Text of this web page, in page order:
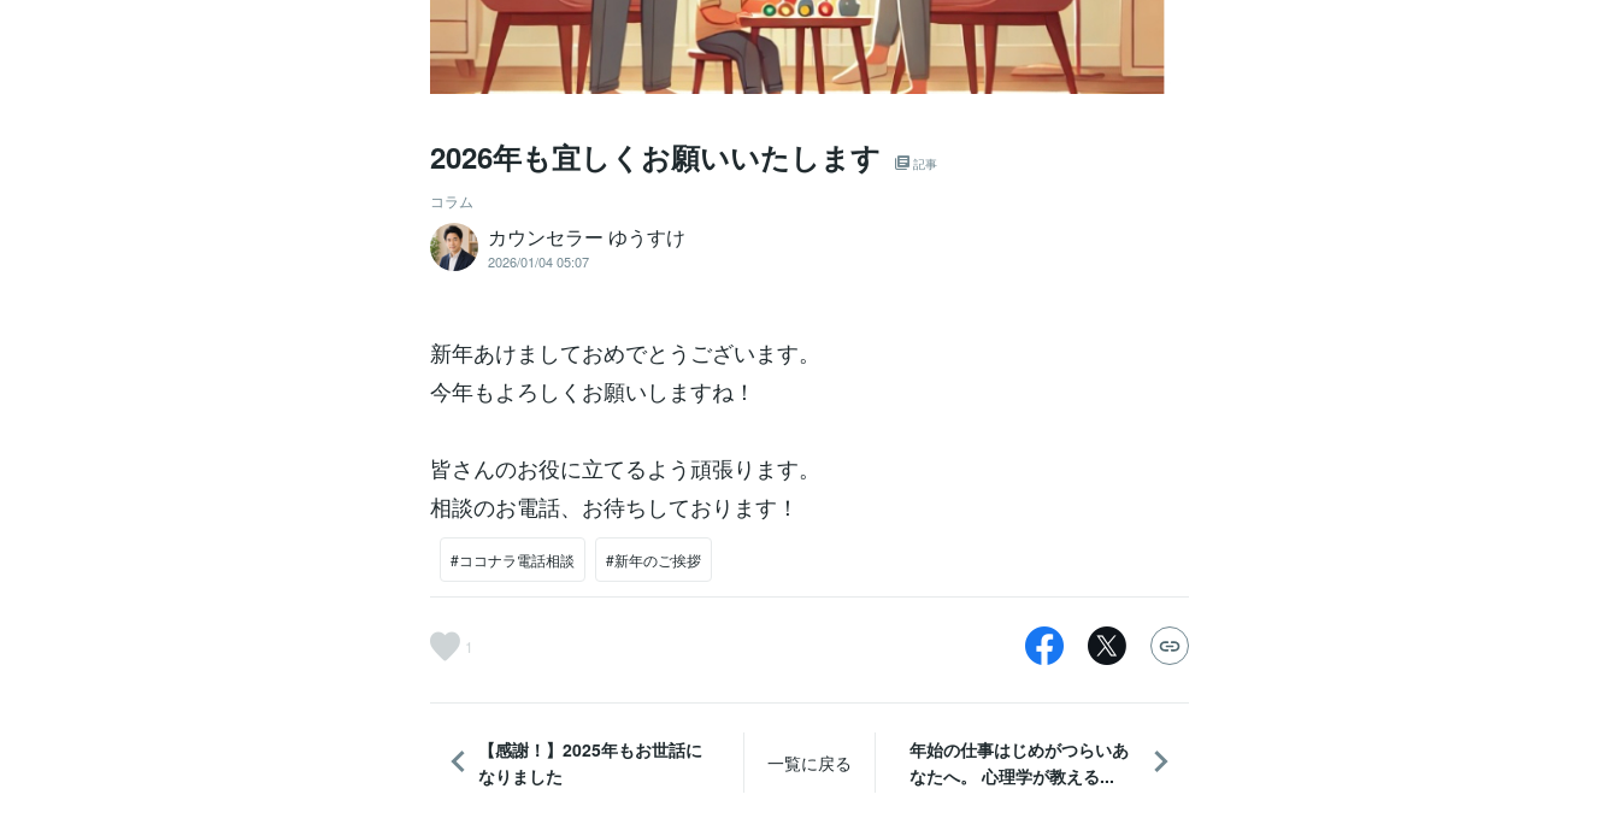
2026年も宜しくお願いいたします 記事
コラム
カウンセラー ゆうすけ
2026/01/04 05:07
新年あけましておめでとうございます。
今年もよろしくお願いしますね！
皆さんのお役に立てるよう頑張ります。
相談のお電話、お待ちしております！
#ココナラ電話相談 #新年のご挨拶
1
【感謝！】2025年もお世話に
なりました
一覧に戻る
年始の仕事はじめがつらいあ
なたへ。 心理学が教える...